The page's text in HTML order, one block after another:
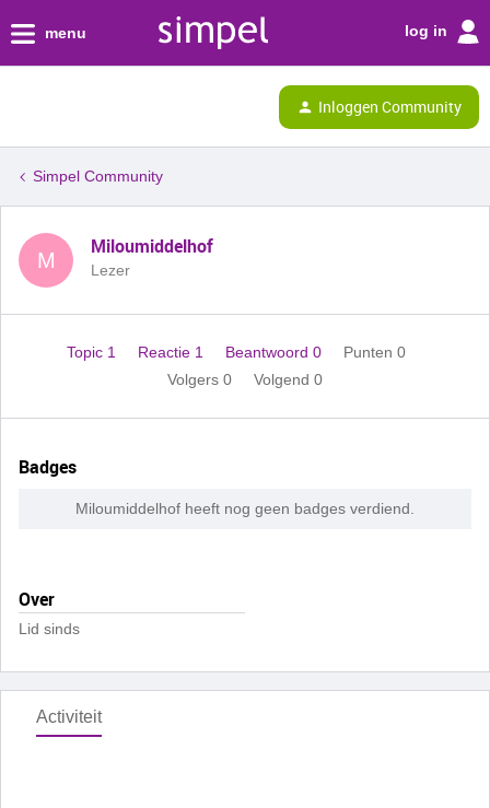
menu log in
Inloggen Community
Simpel Community
M
Miloumiddelhof
Lezer
Topic 1 Reactie 1 Beantwoord 0
Punten 0
Volgers 0 Volgend 0
Badges
Miloumiddelhof heeft nog geen badges verdiend.
Over
Lid sinds
Activiteit